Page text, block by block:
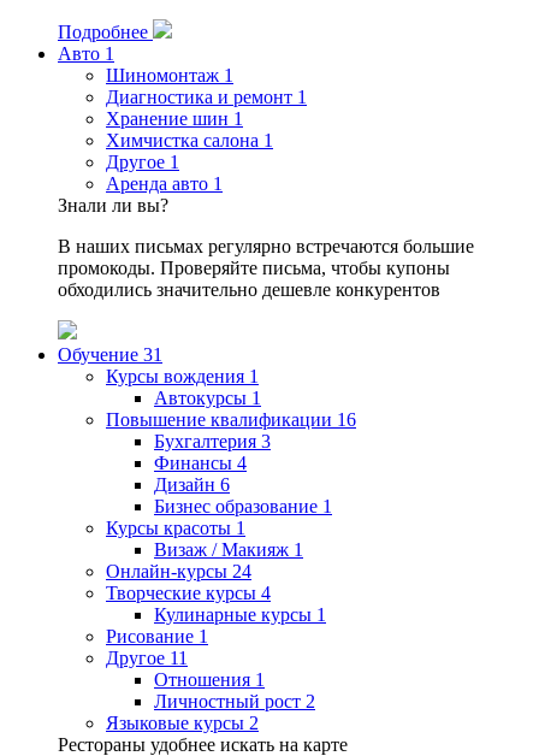
Подробнее
Авто 1
Шиномонтаж 1
Диагностика и ремонт 1
Хранение шин 1
Химчистка салона 1
Другое 1
Аренда авто 1
Знали ли вы?
В наших письмах регулярно встречаются большие
промокоды. Проверяйте письма, чтобы купоны
обходились значительно дешевле конкурентов
Обучение 31
Курсы вождения 1
Автокурсы 1
Повышение квалификации 16
Бухгалтерия 3
Финансы 4
Дизайн 6
Бизнес образование 1
Курсы красоты 1
Визаж / Макияж 1
Онлайн-курсы 24
Творческие курсы 4
Кулинарные курсы 1
Рисование 1
Другое 11
Отношения 1
Личностный рост 2
Языковые курсы 2
Рестораны удобнее искать на карте